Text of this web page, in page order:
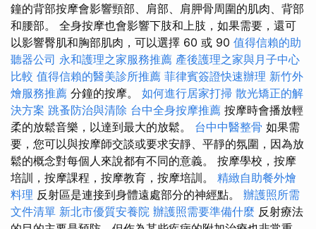
鐘的背部按摩會影響頸部、肩部、肩胛骨周圍的肌肉、背部
和腰部。 全身按摩也會影響下肢和上肢，如果需要，還可
以影響臀肌和胸部肌肉，可以選擇 60 或 90 值得信賴的助
聽器公司 永和護理之家服務推薦 產後護理之家與月子中心
比較 值得信賴的醫美診所推薦 菲律賓簽證快速辦理 新竹外
燴服務推薦 分鐘的按摩。 如何進行居家打掃 散光矯正的解
決方案 跳蚤防治與清除 台中全身按摩推薦 按摩時會播放輕
柔的放鬆音樂，以達到最大的放鬆。 台中中醫整骨 如果需
要，您可以與按摩師交談或要求安靜、平靜的氛圍，因為放
鬆的概念對每個人來說都有不同的意義。 按摩學校，按摩
培訓，按摩課程，按摩教育，按摩培訓。 精緻自助餐外燴
料理 反射區是連接到身體遠處部分的神經點。 辦護照所需
文件清單 新北市優質安養院 辦護照需要準備什麼 反射療法